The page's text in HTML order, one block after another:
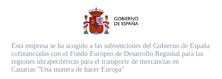
Esta empresa se ha acogido a las subvenciones del Gobierno de España
cofinanciadas con el Fondo Europeo de Desarrollo Regional para las
regiones ultraperiféricas para el transporte de mercancías en
Canarias.”Una manera de hacer Europa”